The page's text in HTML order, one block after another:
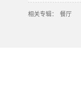
相关专辑： 餐厅